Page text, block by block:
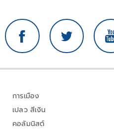
การเมือง
เปลว สีเงิน
คอลัมนิสต์